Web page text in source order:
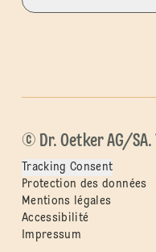
© Dr. Oetker AG/
Tracking Consent
Protection des données
Mentions légales
Accessibilité
Impressum